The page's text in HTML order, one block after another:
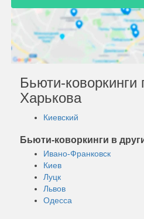
Бьюти-коворкинги
Харькова
Киевский
Бьюти-коворкинги в
Ивано-Франковск
Киев
Луцк
Львов
Одесса